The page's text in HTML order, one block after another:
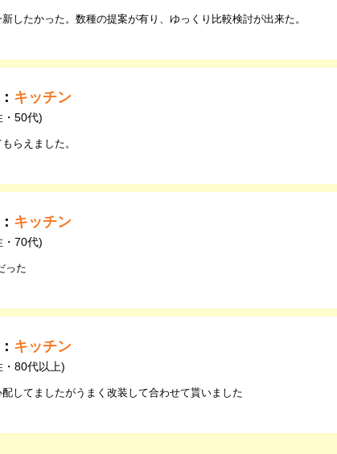
したかった。数種の提案が有り、ゆっくり比較検討が出来た。
キッチン
・50代)
らえました。
キッチン
・70代)
った
キッチン
80代以上)
してましたがうまく改装して合わせて貰いました